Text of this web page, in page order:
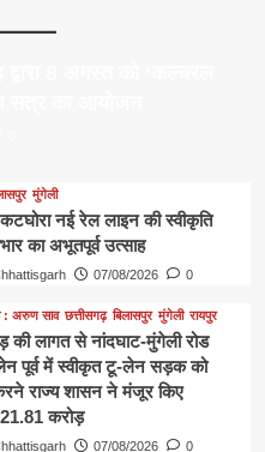
मुंगेली
नई रेल लाइन की स्वीकृति
का अभूतपूर्व उत्साह
07/08/2026 0
: अरुण साव छत्तीसगढ़ बिलासपुर मुंगेली रायपुर
की लागत से नांदघाट-मुंगेली रोड
पूर्व में स्वीकृत टू-लेन सड़क को
राज्य शासन ने मंजूर किए
21.81 करोड़
07/08/2026 0